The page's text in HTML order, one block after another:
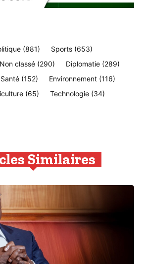
(881) Sports (653)
Non classé (290) Diplomatie (289)
Santé (152) Environnement (116)
(65) Technologie (34)
Similaires